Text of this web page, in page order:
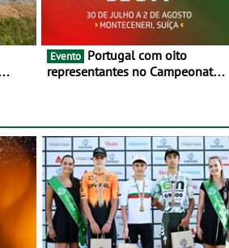
Evento
representantes no Campeonato